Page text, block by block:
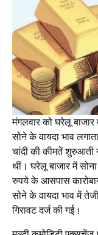
मंगलवार को घरेलू
सोने के वायदा भाव
चांदी की कीमतें शुरुआती
थीं। घरेलू बाजार में
रुपये के आसपास
सोने के वायदा भाव में
गिरावट दर्ज की गई।